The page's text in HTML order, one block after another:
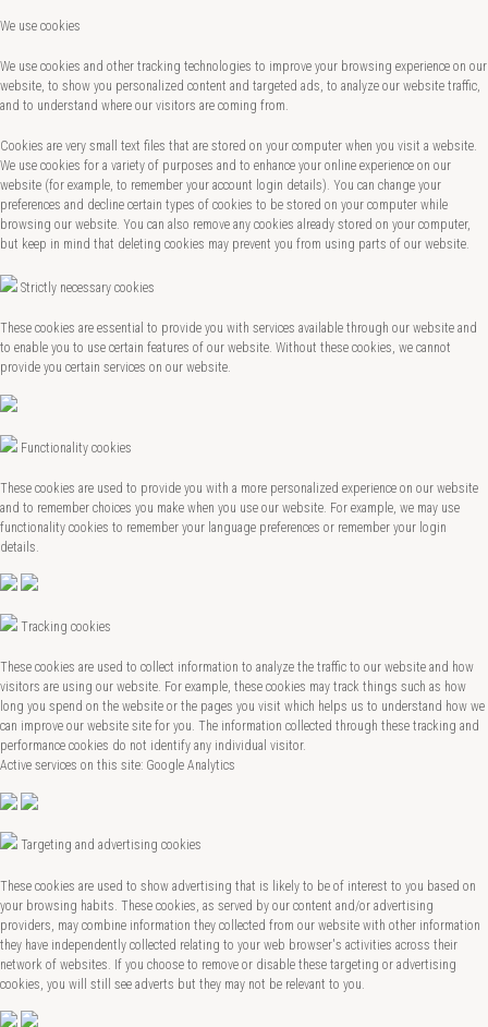
We use cookies
We use cookies and other tracking technologies to improve your browsing experience on our
website, to show you personalized content and targeted ads, to analyze our website traffic,
and to understand where our visitors are coming from.
Cookies are very small text files that are stored on your computer when you visit a website.
We use cookies for a variety of purposes and to enhance your online experience on our
website (for example, to remember your account login details). You can change your
preferences and decline certain types of cookies to be stored on your computer while
browsing our website. You can also remove any cookies already stored on your computer,
but keep in mind that deleting cookies may prevent you from using parts of our website.
Strictly necessary cookies
These cookies are essential to provide you with services available through our website and
to enable you to use certain features of our website. Without these cookies, we cannot
provide you certain services on our website.
Functionality cookies
These cookies are used to provide you with a more personalized experience on our website
and to remember choices you make when you use our website. For example, we may use
functionality cookies to remember your language preferences or remember your login
details.
Tracking cookies
These cookies are used to collect information to analyze the traffic to our website and how
visitors are using our website. For example, these cookies may track things such as how
long you spend on the website or the pages you visit which helps us to understand how we
can improve our website site for you. The information collected through these tracking and
performance cookies do not identify any individual visitor.
Active services on this site: Google Analytics
Targeting and advertising cookies
These cookies are used to show advertising that is likely to be of interest to you based on
your browsing habits. These cookies, as served by our content and/or advertising
providers, may combine information they collected from our website with other information
they have independently collected relating to your web browser's activities across their
network of websites. If you choose to remove or disable these targeting or advertising
cookies, you will still see adverts but they may not be relevant to you.